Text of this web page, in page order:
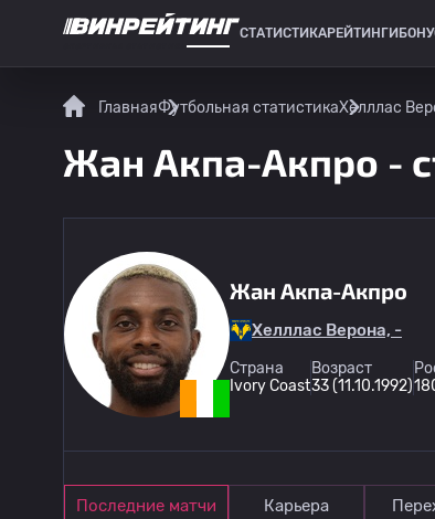
СТАТИСТИКАРЕЙТИНГИ
ГлавнаяФутбольная статистикаХелллас
Жан Акпа-Акпро -
Жан Акпа-Акпро
Хелллас Верона, -
Страна
Ivory Coast
Возраст
33 (11.10.1992)
Последние матчи Карьера